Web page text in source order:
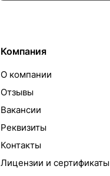
Компания
О компании
Отзывы
Вакансии
Реквизиты
Контакты
Лицензии и сертификаты